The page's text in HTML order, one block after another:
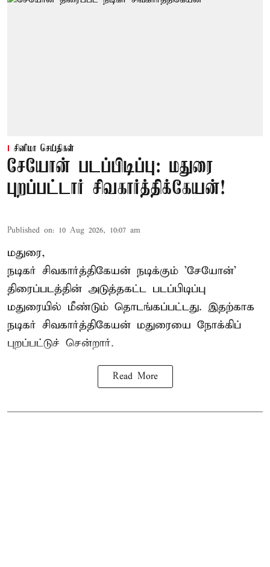
சினிமா செய்திகள்
சேயோன் படப்பிடிப்பு: மதுரை
புறப்பட்டார் சிவகார்த்திக்கேயன்!
Published on: 10 Aug 2026, 10:07 am
மதுரை,
நடிகர் சிவகார்த்திகேயன் நடிக்கும் 'சேயோன்'
திரைப்படத்தின் அடுத்தகட்ட படப்பிடிப்பு
மதுரையில் மீண்டும் தொடங்கப்பட்டது. இதற்காக
நடிகர் சிவகார்த்திகேயன் மதுரையை நோக்கிப்
புறப்பட்டுச் சென்றார்.
Read More